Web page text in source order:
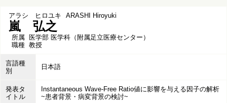
アラシ ヒロユキ ARASHI Hiroyuki
嵐 弘之
所属 医学部 医学科（附属足立医療センター）
職種 教授
言語種
別
日本語
発表タ
イトル
Instantaneous Wave-Free Ratio値に影響を与える因子の解析
~患者背景・病変背景の検討~